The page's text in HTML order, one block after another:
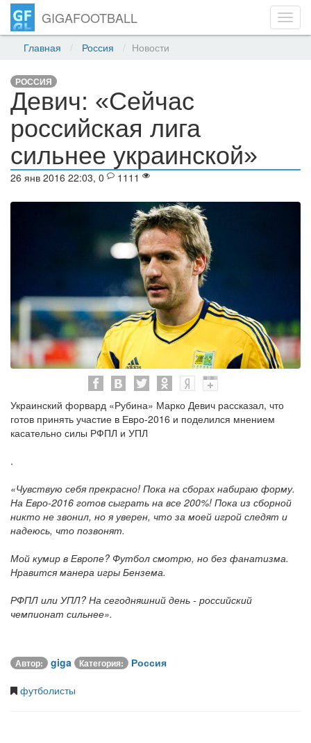
GIGAFOOTBALL
Главная Россия Новости
РОССИЯ
Девич: «Сейчас
российская лига
сильнее украинской»
26 янв 2016 22:03, 0 1111
Украинский форвард «Рубина» Марко Девич рассказал, что
готов принять участие в Евро-2016 и поделился мнением
касательно силы РФПЛ и УПЛ
.
«Чувствую себя прекрасно! Пока на сборах набираю форму.
На Евро-2016 готов сыграть на все 200%! Пока из сборной
никто не звонил, но я уверен, что за моей игрой следят и
надеюсь, что позвонят.
Мой кумир в Европе? Футбол смотрю, но без фанатизма.
Нравится манера игры Бензема.
РФПЛ или УПЛ? На сегодняшний день - российский
чемпионат сильнее».
Автор: giga Категория:
Россия
футболисты